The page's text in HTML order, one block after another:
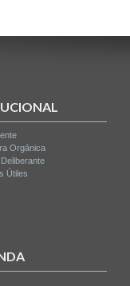
Orgánica
Útiles